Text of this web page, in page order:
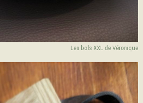
Les bols XXL de Véronique